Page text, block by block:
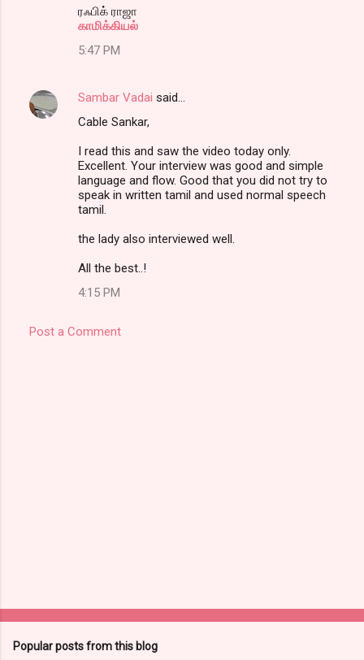
ரஃபிக் ராஜா
காமிக்கியல்
5:47 PM
Sambar Vadai said…
Cable Sankar,
I read this and saw the video today only.
Excellent. Your interview was good and simple
language and flow. Good that you did not try to
speak in written tamil and used normal speech
tamil.
the lady also interviewed well.
All the best..!
4:15 PM
Post a Comment
Popular posts from this blog